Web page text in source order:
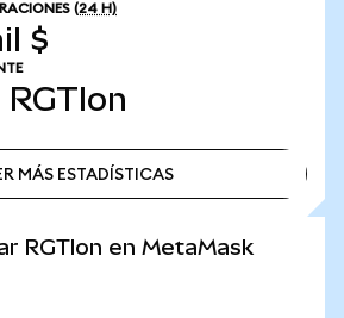
(24 H)
$
RGTIon
MÁS ESTADÍSTICAS
RGTIon en MetaMask